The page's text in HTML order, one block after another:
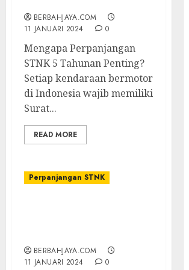
BERBAHJAYA.COM
11 JANUARI 2024
0
Mengapa Perpanjangan
STNK 5 Tahunan Penting?
Setiap kendaraan bermotor
di Indonesia wajib memiliki
Surat...
READ MORE
Perpanjangan STNK
BERBAHJAYA.COM
11 JANUARI 2024
0